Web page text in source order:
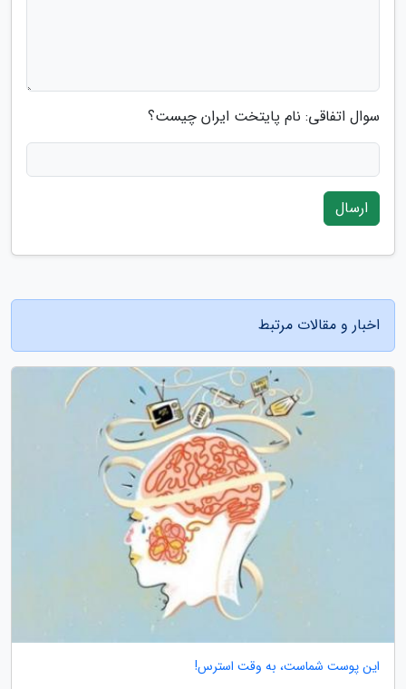
سوال اتفاقی: نام پایتخت ایران چیست؟
ارسال
اخبار و مقالات مرتبط
این پوست شماست، به وقت استرس!